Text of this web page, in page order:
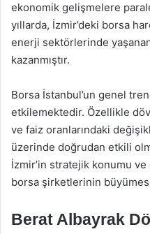
ekonomik gelişmelere
yıllarda, İzmir’deki borsa
enerji sektörlerinde
kazanmıştır.
Borsa İstanbul’un genel
etkilemektedir. Özellikle
ve faiz oranlarındaki
üzerinde doğrudan etkili
İzmir’in stratejik konumu ve
borsa şirketlerinin
Berat Albayrak